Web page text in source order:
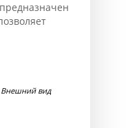
Внешний вид